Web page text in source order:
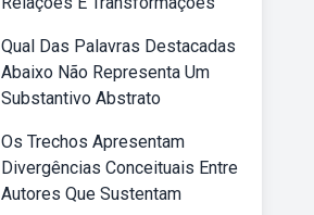
Qual Das Palavras Destacadas
Abaixo Não Representa Um
Substantivo Abstrato
Os Trechos Apresentam
Divergências Conceituais Entre
Autores Que Sustentam